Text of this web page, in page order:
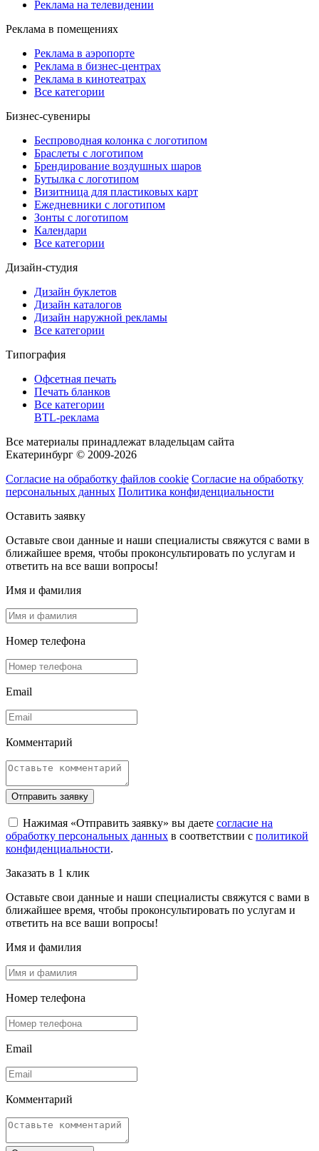
Реклама на телевидении
Реклама в помещениях
Реклама в аэропорте
Реклама в бизнес-центрах
Реклама в кинотеатрах
Все категории
Бизнес-сувениры
Беспроводная колонка с логотипом
Браслеты с логотипом
Брендирование воздушных шаров
Бутылка с логотипом
Визитница для пластиковых карт
Ежедневники с логотипом
Зонты с логотипом
Календари
Все категории
Дизайн-студия
Дизайн буклетов
Дизайн каталогов
Дизайн наружной рекламы
Все категории
Типография
Офсетная печать
Печать бланков
Все категории
BTL-реклама
Все материалы принадлежат владельцам сайта
Екатеринбург © 2009-2026
Согласие на обработку файлов cookie Согласие на обработку
персональных данных Политика конфиденциальности
Оставить заявку
Оставьте свои данные и наши специалисты свяжутся с вами в
ближайшее время, чтобы проконсультировать по услугам и
ответить на все ваши вопросы!
Имя и фамилия
Номер телефона
Email
Комментарий
Отправить заявку
Нажимая «Отправить заявку» вы даете согласие на
обработку персональных данных в соответствии с политикой
конфиденциальности.
Заказать в 1 клик
Оставьте свои данные и наши специалисты свяжутся с вами в
ближайшее время, чтобы проконсультировать по услугам и
ответить на все ваши вопросы!
Имя и фамилия
Номер телефона
Email
Комментарий